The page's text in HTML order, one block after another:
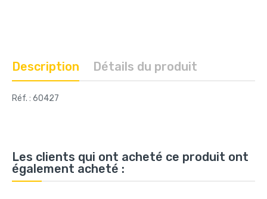
Description Détails du produit
Réf. : 60427
Les clients qui ont acheté ce produit ont
également acheté :